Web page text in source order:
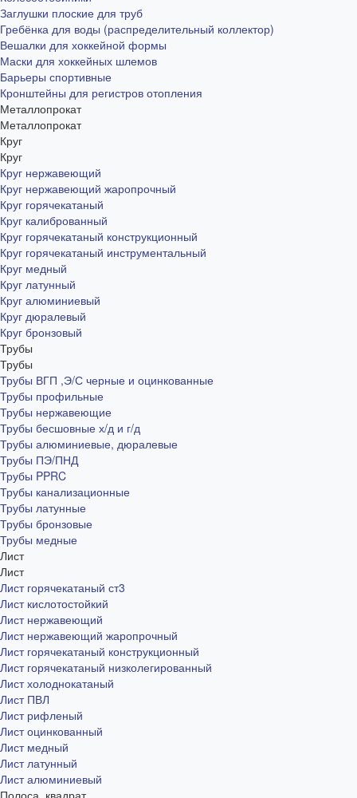
Заглушки плоские для труб
Гребёнка для воды (распределительный коллектор)
Вешалки для хоккейной формы
Маски для хоккейных шлемов
Барьеры спортивные
Кронштейны для регистров отопления
Металлопрокат
Металлопрокат
Круг
Круг
Круг нержавеющий
Круг нержавеющий жаропрочный
Круг горячекатаный
Круг калиброванный
Круг горячекатаный конструкционный
Круг горячекатаный инструментальный
Круг медный
Круг латунный
Круг алюминиевый
Круг дюралевый
Круг бронзовый
Трубы
Трубы
Трубы ВГП ,Э/С черные и оцинкованные
Трубы профильные
Трубы нержавеющие
Трубы бесшовные х/д и г/д
Трубы алюминиевые, дюралевые
Трубы ПЭ/ПНД
Трубы PPRC
Трубы канализационные
Трубы латунные
Трубы бронзовые
Трубы медные
Лист
Лист
Лист горячекатаный ст3
Лист кислотостойкий
Лист нержавеющий
Лист нержавеющий жаропрочный
Лист горячекатаный конструкционный
Лист горячекатаный низколегированный
Лист холоднокатаный
Лист ПВЛ
Лист рифленый
Лист оцинкованный
Лист медный
Лист латунный
Лист алюминиевый